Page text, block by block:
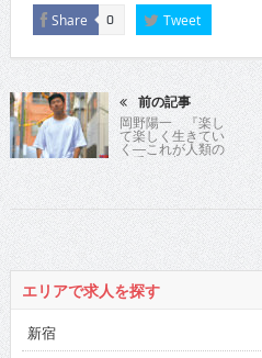
Share 0 Tweet
前の記事
岡野陽一 『楽し
て楽しく生きてい
く―これが人類の
一番の目標でいい
と思う』人気ピン
芸人が心に刺さる
金言を連発！
エリアで求人を探す
新宿